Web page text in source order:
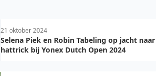
21 oktober 2024
Selena Piek en Robin Tabeling op jacht naar
hattrick bij Yonex Dutch Open 2024